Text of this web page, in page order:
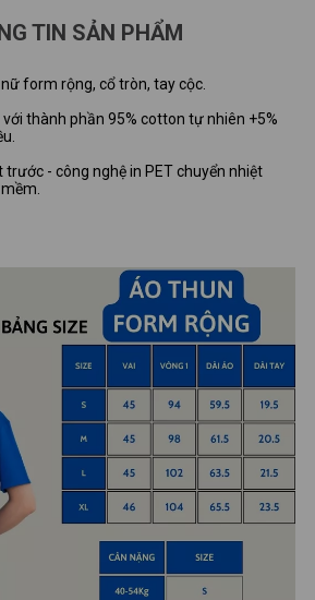
TIN SẢN PHẨM
form rộng, cổ tròn, tay cộc.
thành phần 95% cotton tự nhiên +5%
trước - công nghệ in PET chuyển nhiệt